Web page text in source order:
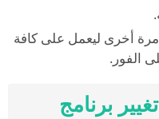
أخرى ليعمل على كافة
الفور.
برنامج